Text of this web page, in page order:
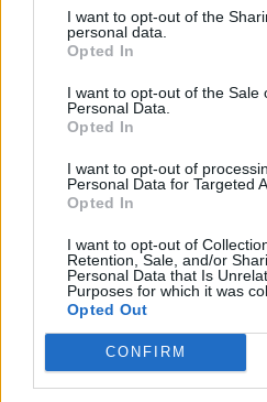
I want to opt-out of the
personal data.
Opted In
I want to opt-out of the Sale
Personal Data.
Opted In
I want to opt-out of
Personal Data for Targeted
Opted In
I want to opt-out of
Retention, Sale, and/or
Personal Data that Is
Purposes for which it was
Opted Out
CONFIRM
πειθαρχικού του ΣΕΗ
του YFSF και φυσικά
πάνω του με την πολύ
όπως ακριβώς και ο
Μάλιστα η εμφάνισή του
συνδυασμό με εκείνη του
Ελένη Φουρέιρα η οποία